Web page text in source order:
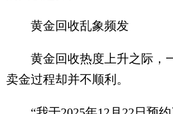
黄金回收乱象频发
黄金回收热度上升之际，
卖金过程却并不顺利。